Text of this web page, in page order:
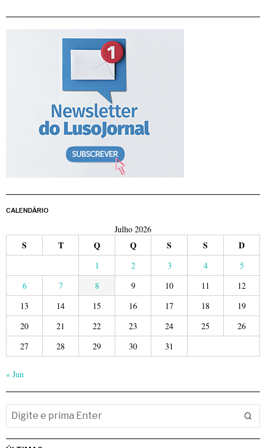
CALENDÁRIO
Julho 2026
S T Q Q S S D
1 2 3 4
5
6
7 8 9 10 11
12
13
14 15 16 17 18
19
20
21 22 23 24 25
26
27
28 29 30 31
« Jun